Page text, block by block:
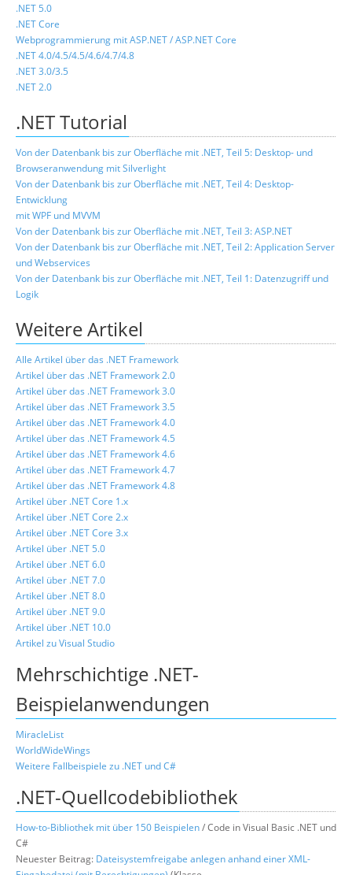
.NET 5.0
.NET Core
Webprogrammierung mit ASP.NET / ASP.NET Core
.NET 4.0/4.5/4.5/4.6/4.7/4.8
.NET 3.0/3.5
.NET 2.0
.NET Tutorial
Von der Datenbank bis zur Oberfläche mit .NET, Teil 5: Desktop- und
Browseranwendung mit Silverlight
Von der Datenbank bis zur Oberfläche mit .NET, Teil 4: Desktop-
Entwicklung
mit WPF und MVVM
Von der Datenbank bis zur Oberfläche mit .NET, Teil 3: ASP.NET
Von der Datenbank bis zur Oberfläche mit .NET, Teil 2: Application Server
und Webservices
Von der Datenbank bis zur Oberfläche mit .NET, Teil 1: Datenzugriff und
Logik
Weitere Artikel
Alle Artikel über das .NET Framework
Artikel über das .NET Framework 2.0
Artikel über das .NET Framework 3.0
Artikel über das .NET Framework 3.5
Artikel über das .NET Framework 4.0
Artikel über das .NET Framework 4.5
Artikel über das .NET Framework 4.6
Artikel über das .NET Framework 4.7
Artikel über das .NET Framework 4.8
Artikel über .NET Core 1.x
Artikel über .NET Core 2.x
Artikel über .NET Core 3.x
Artikel über .NET 5.0
Artikel über .NET 6.0
Artikel über .NET 7.0
Artikel über .NET 8.0
Artikel über .NET 9.0
Artikel über .NET 10.0
Artikel zu Visual Studio
Mehrschichtige .NET-
Beispielanwendungen
MiracleList
WorldWideWings
Weitere Fallbeispiele zu .NET und C#
.NET-Quellcodebibliothek
How-to-Bibliothek mit über 150 Beispielen/ Code in Visual Basic .NET und
C#
Neuester Beitrag: Dateisystemfreigabe anlegen anhand einer XML-